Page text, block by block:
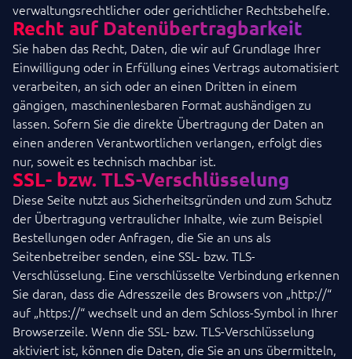
verwaltungsrechtlicher oder gerichtlicher Rechtsbehelfe.
Recht auf Datenübertragbarkeit
Sie haben das Recht, Daten, die wir auf Grundlage Ihrer
Einwilligung oder in Erfüllung eines Vertrags automatisiert
verarbeiten, an sich oder an einen Dritten in einem
gängigen, maschinenlesbaren Format aushändigen zu
lassen. Sofern Sie die direkte Übertragung der Daten an
einen anderen Verantwortlichen verlangen, erfolgt dies
nur, soweit es technisch machbar ist.
SSL- bzw. TLS-Verschlüsselung
Diese Seite nutzt aus Sicherheitsgründen und zum Schutz
der Übertragung vertraulicher Inhalte, wie zum Beispiel
Bestellungen oder Anfragen, die Sie an uns als
Seitenbetreiber senden, eine SSL- bzw. TLS-
Verschlüsselung. Eine verschlüsselte Verbindung erkennen
Sie daran, dass die Adresszeile des Browsers von „http://“
auf „https://“ wechselt und an dem Schloss-Symbol in Ihrer
Browserzeile. Wenn die SSL- bzw. TLS-Verschlüsselung
aktiviert ist, können die Daten, die Sie an uns übermitteln,